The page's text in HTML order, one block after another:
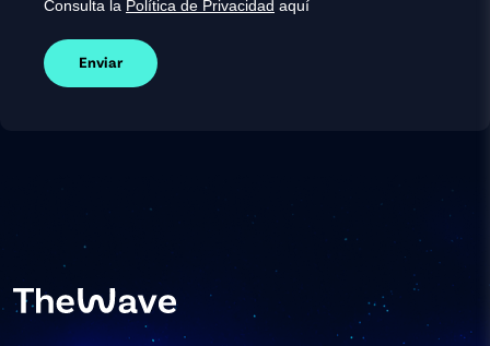
Consulta la Política de Privacidad aquí
Enviar